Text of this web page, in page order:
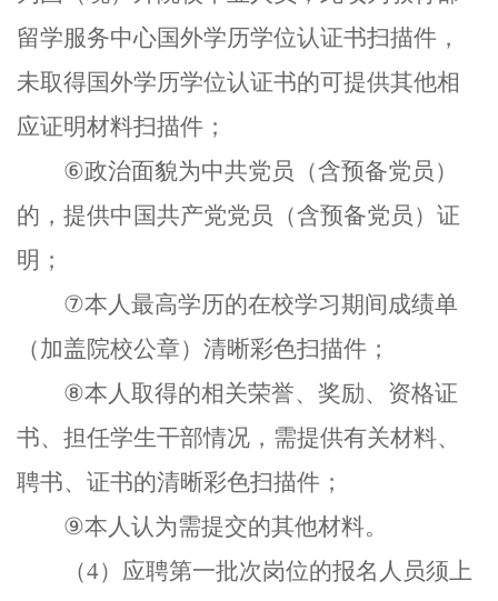
留学服务中心国外学历学位认证书扫描件，
未取得国外学历学位认证书的可提供其他相
应证明材料扫描件；
⑥政治面貌为中共党员（含预备党员）
的，提供中国共产党党员（含预备党员）证
明；
⑦本人最高学历的在校学习期间成绩单
（加盖院校公章）清晰彩色扫描件；
⑧本人取得的相关荣誉、奖励、资格证
书、担任学生干部情况，需提供有关材料、
聘书、证书的清晰彩色扫描件；
⑨本人认为需提交的其他材料。
（4）应聘第一批次岗位的报名人员须上